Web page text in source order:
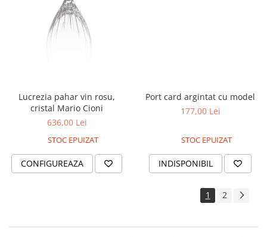
Lucrezia pahar vin rosu,
cristal Mario Cioni
636,00 Lei
STOC EPUIZAT
CONFIGUREAZA
Port card argintat cu model
177,00 Lei
STOC EPUIZAT
INDISPONIBIL
1 2